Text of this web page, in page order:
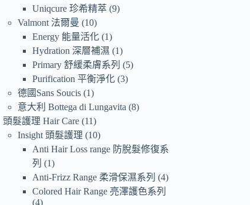
Uniqcure 珍希精萃 9
Valmont 法爾曼
10
Energy 能量活化 1
Hydration 深層補濕
1
Primary 舒緩柔膚系列
5
Purification 平衡淨化 3
德國Sans Soucis 1
意大利 Bottega di Lungavita 8
頭髮護理 Hair Care 11
Insight 頭髮護理
10
Anti Hair Loss range 防脫髮修復系
列
1
Anti-Frizz Range 柔滑保濕系列
4
Colored Hair Range 亮澤護色系列
4